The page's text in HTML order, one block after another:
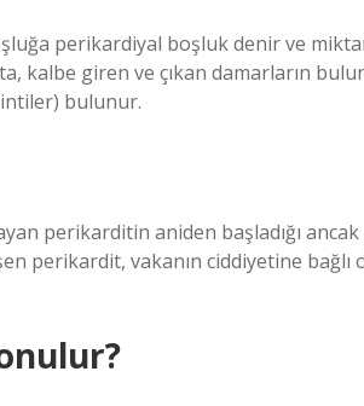
perikardiyal boşluk denir ve
kalbe giren ve çıkan damarların
bulunur.
perikarditin aniden başladığı
perikardit, vakanın ciddiyetine bağlı